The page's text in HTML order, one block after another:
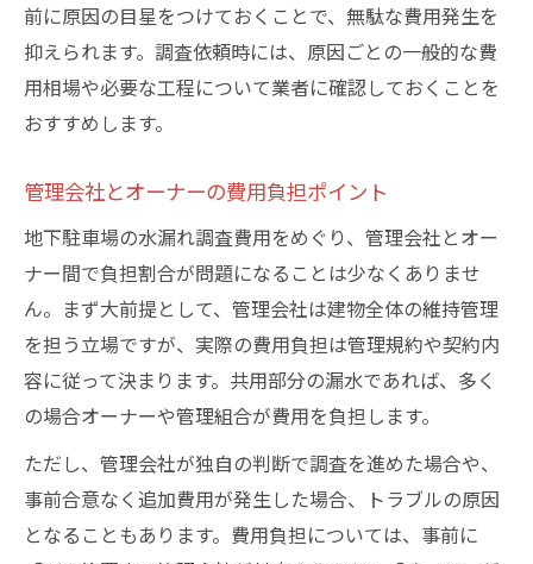
前に原因の目星をつけておくことで、無駄な費用発生を
抑えられます。調査依頼時には、原因ごとの一般的な費
用相場や必要な工程について業者に確認しておくことを
おすすめします。
管理会社とオーナーの費用負担ポイント
地下駐車場の水漏れ調査費用をめぐり、管理会社とオー
ナー間で負担割合が問題になることは少なくありませ
ん。まず大前提として、管理会社は建物全体の維持管理
を担う立場ですが、実際の費用負担は管理規約や契約内
容に従って決まります。共用部分の漏水であれば、多く
の場合オーナーや管理組合が費用を負担します。
ただし、管理会社が独自の判断で調査を進めた場合や、
事前合意なく追加費用が発生した場合、トラブルの原因
となることもあります。費用負担については、事前に